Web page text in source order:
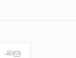
40